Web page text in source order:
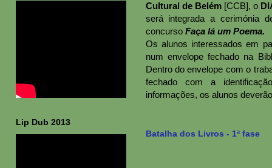
Cultural de Belém[CCB], o
será integrada a cerimónia
concurso Faça lá um Poema.
Os alunos interessados em
num envelope fechado na
Dentro do envelope com o
fechado com a
informações, os alunos
Batalha dos Livros - 1ª fase
Lip Dub 2013